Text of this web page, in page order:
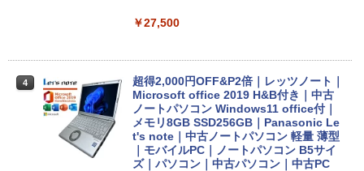
￥27,500
4
超得2,000円OFF&P2倍｜レッツノート｜
Microsoft office 2019 H&B付き｜中古
ノートパソコン Windows11 office付｜
メモリ8GB SSD256GB｜Panasonic Le
t's note｜中古ノートパソコン 軽量 薄型
｜モバイルPC｜ノートパソコン B5サイ
ズ｜パソコン｜中古パソコン｜中古PC